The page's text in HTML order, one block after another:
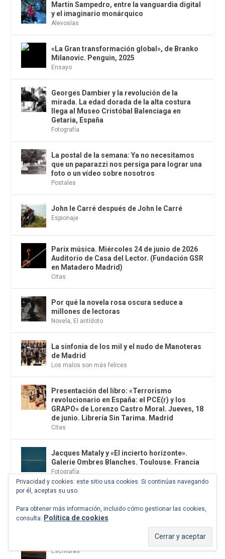
Martín Sampedro, entre la vanguardia digital
y el imaginario monárquico
Alevosías
«La Gran transformación global», de Branko
Milanovic. Penguin, 2025
Ensayo
Georges Dambier y la revolución de la
mirada. La edad dorada de la alta costura
llega al Museo Cristóbal Balenciaga en
Getaria, España
Fotografía
La postal de la semana: Ya no necesitamos
que un paparazzi nos persiga para lograr una
foto o un vídeo sobre nosotros
Postales
John le Carré después de John le Carré
Espionaje
Parix música. Miércoles 24 de junio de 2026
Auditorio de Casa del Lector. (Fundación GSR
en Matadero Madrid)
Citas
Por qué la novela rosa oscura seduce a
millones de lectoras
Novela, El antídoto
La sinfonia de los mil y el nudo de Manoteras
de Madrid
Los malos son más felices
Presentación del libro: «Terrorismo
revolucionario en España: el PCE(r) y los
GRAPO» de Lorenzo Castro Moral. Jueves, 18
de junio. Librería Sin Tarima. Madrid
Citas
Jacques Mataly y «El incierto horizonte».
Galerie Ombres Blanches. Toulouse. Francia
Fotografía
no pueden relegar la primavera
Arte,El antídoto
Galicia, el fin del mundo y su reverso
Escrituras
Privacidad y cookies: este sitio usa cookies. Si continúas navegando
por él, aceptas su uso.
Para obtener más información, incluido cómo gestionar las cookies,
consulta: Política de cookies